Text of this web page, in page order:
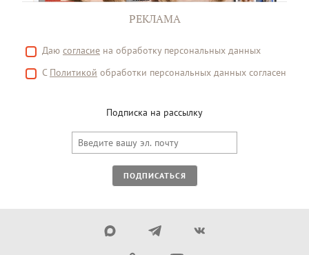
РЕКЛАМА
Даю согласие на обработку персональных данных
С Политикой обработки персональных данных согласен
Подписка на рассылку
ПОДПИСАТЬСЯ